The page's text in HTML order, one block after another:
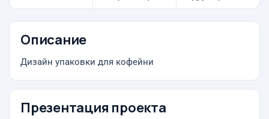
Описание
Дизайн упаковки для кофейни
Презентация проекта